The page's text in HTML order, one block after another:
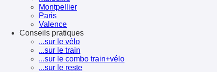
Montpellier
Paris
Valence
Conseils pratiques
...sur le vélo
...sur le train
...sur le combo train+vélo
...sur le reste